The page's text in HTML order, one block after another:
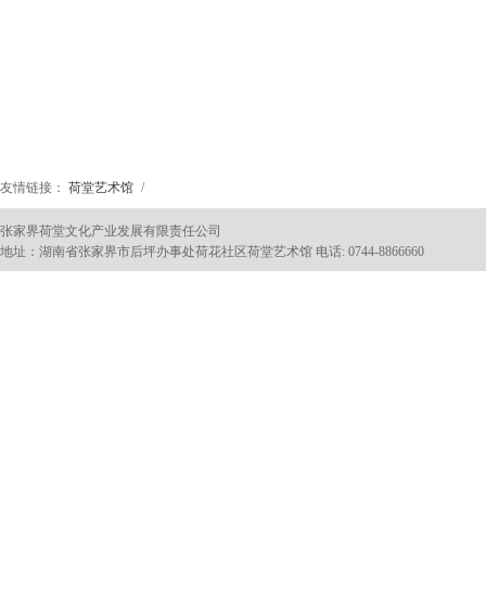
友情链接： 荷堂艺术馆 /
张家界荷堂文化产业发展有限责任公司
地址：湖南省张家界市后坪办事处荷花社区荷堂艺术馆 电话: 0744-8866660